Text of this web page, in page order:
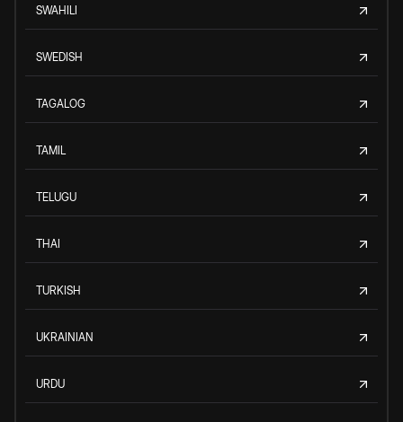
SWAHILI
SWEDISH
TAGALOG
TAMIL
TELUGU
THAI
TURKISH
UKRAINIAN
URDU